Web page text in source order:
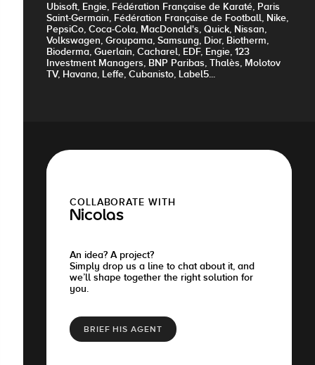
Ubisoft, Engie, Fédération Française de Karaté, Paris
Saint-Germain, Fédération Française de Football, Nike,
PepsiCo, Coca-Cola, MacDonald's, Quick, Nissan,
Volkswagen, Groupama, Samsung, Dior, Biotherm,
Bioderma, Guerlain, Cacharel, EDF, Engie, 123
Investment Managers, BNP Paribas, Thalès, Molotov
TV, Havana, Leffe, Cubanisto, Label5...
COLLABORATE WITH
Nicolas
An idea? A project?
Simply drop us a line to chat about it, and
we’ll shape together the right solution for
you.
BRIEF HIS AGENT